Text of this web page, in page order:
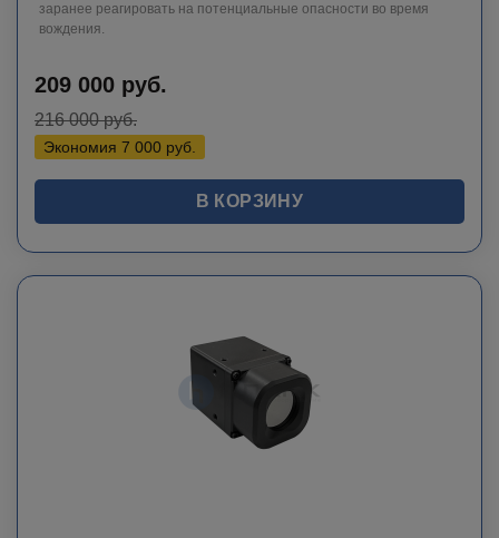
заранее реагировать на потенциальные опасности во время
вождения.
209 000 руб.
216 000руб.
Экономия 7 000 руб.
В КОРЗИНУ